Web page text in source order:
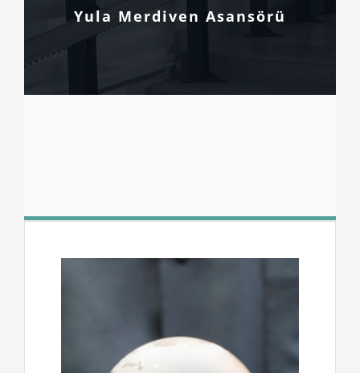
Yula Merdiven Asansörü